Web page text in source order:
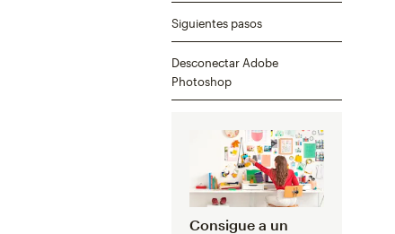
Siguientes pasos
Desconectar Adobe
Photoshop
Consigue a un